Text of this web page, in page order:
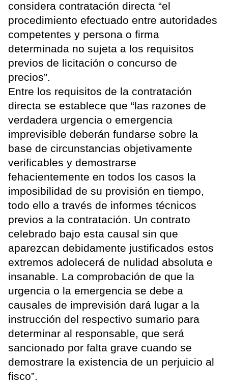
considera contratación directa “el
procedimiento efectuado entre autoridades
competentes y persona o firma
determinada no sujeta a los requisitos
previos de licitación o concurso de
precios”.
Entre los requisitos de la contratación
directa se establece que “las razones de
verdadera urgencia o emergencia
imprevisible deberán fundarse sobre la
base de circunstancias objetivamente
verificables y demostrarse
fehacientemente en todos los casos la
imposibilidad de su provisión en tiempo,
todo ello a través de informes técnicos
previos a la contratación. Un contrato
celebrado bajo esta causal sin que
aparezcan debidamente justificados estos
extremos adolecerá de nulidad absoluta e
insanable. La comprobación de que la
urgencia o la emergencia se debe a
causales de imprevisión dará lugar a la
instrucción del respectivo sumario para
determinar al responsable, que será
sancionado por falta grave cuando se
demostrare la existencia de un perjuicio al
fisco”.